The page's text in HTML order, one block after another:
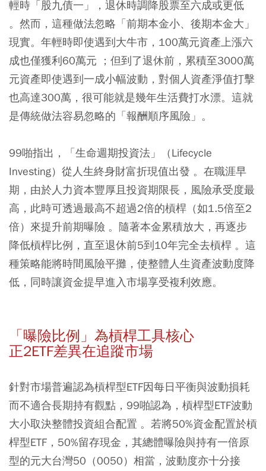
輕時「股九債一」，退休時調降股票至六成或更低
。然而，這種做法忽略「前期本金小、後期本金大」
現實。年輕時即使遇到大牛市，100萬元資產上漲六
成也僅獲利60萬元 ；但到了退休前，累積至3000萬
元資產即使遇到一成小幅波動，對個人資產淨值打擊
也高達300萬，很可能就是幾年生活費打水漂。這就
是傳統做法容易忽略的「報酬順序風險」。
99啪指出，「生命週期投資法」（Lifecycle
Investing）從人生終身財富折現值出發 。在職涯早
期，由於人力資本豐厚且投資期限長，風險承受度最
高，此時可透過最高不超過2倍的槓桿（如1.5倍至2
倍）來提升前期曝險 。隨著本金累積放大，再逐步
降低槓桿比例，直至退休前5到10年完全去槓桿 。這
種策略能將時間風險平攤，使整體人生資產波動度降
低，同時讓資金提早進入市場享受複利效應。
「曝險比例」為槓桿工具核心
正2ETF差異在追蹤市場
針對市場普遍認為槓桿型ETF因每日平衡與波動損耗
而不適合長期持有觀點，99啪認為，槓桿型ETF波動
大小取決整體投資組合配置 。若將50%資金配置於槓
桿型ETF，50%留存現金，其總體曝險與持有一倍原
型的元大台灣50（0050）相當，波動度亦十分接